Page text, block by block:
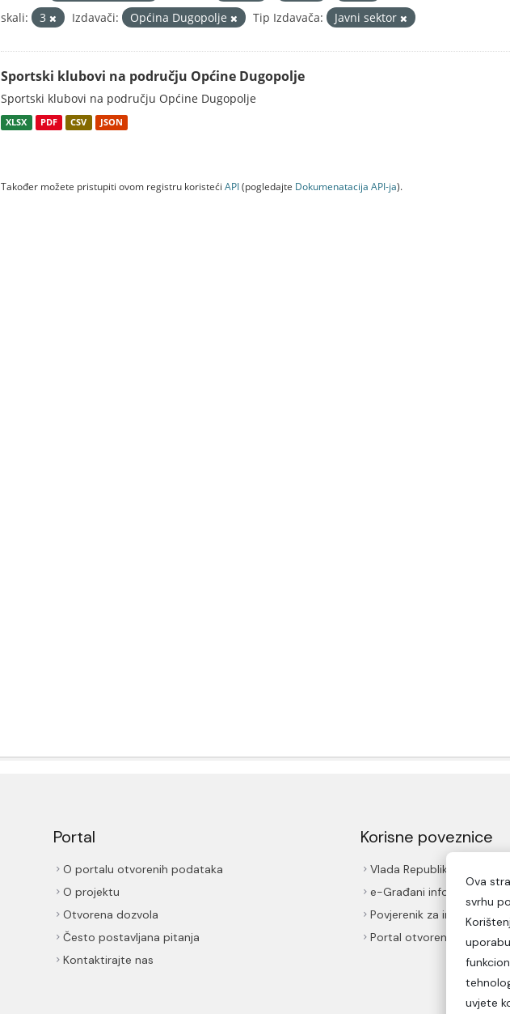
skali:
3 Izdavači: Općina Dugopolje Tip Izdavača: Javni sektor
Sportski klubovi na području Općine Dugopolje
Sportski klubovi na području Općine Dugopolje
XLSX PDF CSV JSON
Također možete pristupiti ovom registru koristeći API(pogledajte Dokumenаtаcijа API-jа).